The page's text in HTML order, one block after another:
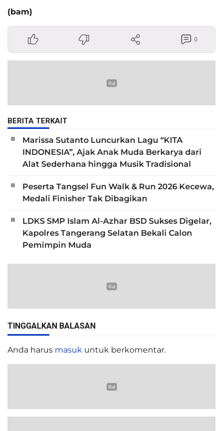
(bam)
0
BERITA TERKAIT
Marissa Sutanto Luncurkan Lagu “KITA
INDONESIA”, Ajak Anak Muda Berkarya dari
Alat Sederhana hingga Musik Tradisional
Peserta Tangsel Fun Walk & Run 2026 Kecewa,
Medali Finisher Tak Dibagikan
LDKS SMP Islam Al-Azhar BSD Sukses Digelar,
Kapolres Tangerang Selatan Bekali Calon
Pemimpin Muda
TINGGALKAN BALASAN
Anda harus masuk untuk berkomentar.